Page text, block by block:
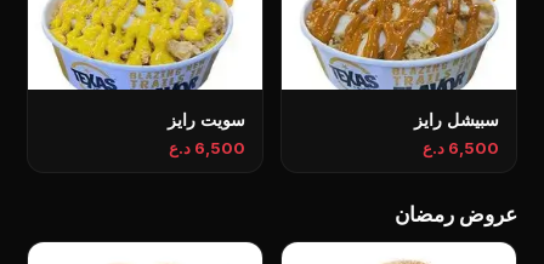
سبیشل رایز
6,500 د.ع
سویت رایز
6,500 د.ع
عروض رمضان